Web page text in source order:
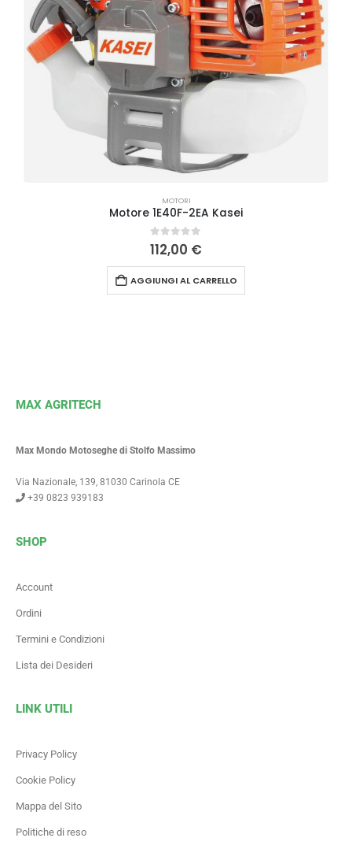
MOTORI
Motore 1E40F-2EA Kasei
0Su 5
112,00 €
AGGIUNGI AL CARRELLO
MAX AGRITECH
Max Mondo Motoseghe di Stolfo Massimo
Via Nazionale, 139, 81030 Carinola CE
+39 0823 939183
SHOP
Account
Ordini
Termini e Condizioni
Lista dei Desideri
LINK UTILI
Privacy Policy
Cookie Policy
Mappa del Sito
Politiche di reso